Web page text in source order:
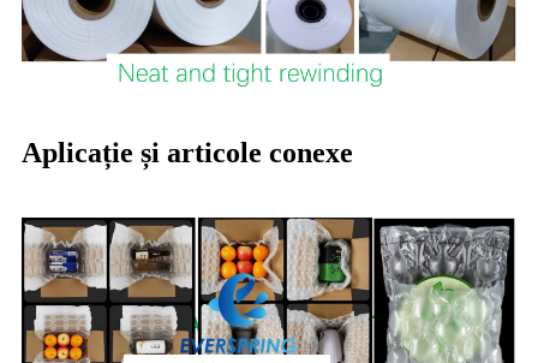
Aplicație și articole conexe